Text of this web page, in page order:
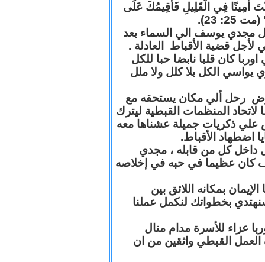
أَمِينًا فِي الْقَلِيلِ فَأُقِيمُكَ عَلَى
23).
مجدي يوسف الي السماء بعد
قضية الأقباط العادلة .
كان قلبا نابضا حبا للكل
يواسي الكل بلا كلل ولا ملل
رحل ألي مكان يستحقه مع
المنظمات القبطية ليترك
علي ذكريات جميلة عشناها معه
اضطهاد الأقباط.
داخل كل من قابله ، مجدي
عظيما في حبه في إخلاصه
بمكانه اللائق بين
بخطواتك لنكمل عملنا
عزاء للأسرة مدام منال
العمل القبطي واثقين من ان